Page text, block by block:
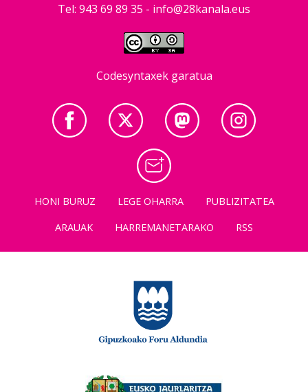
Tel: 943 69 89 35 - info@28kanala.eus
Codesyntaxek garatua
HONI BURUZ LEGE OHARRA
PUBLIZITATEA
ARAUAK
HARREMANETARAKO RSS